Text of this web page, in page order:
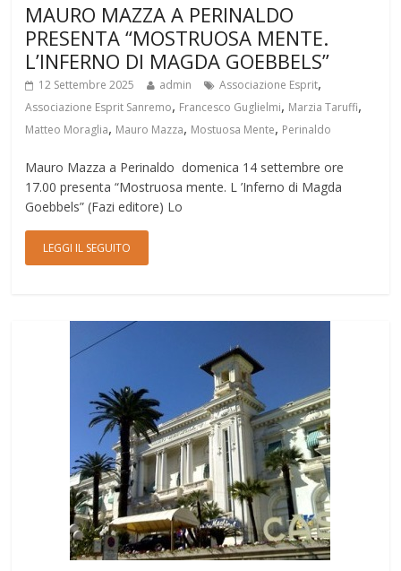
MAURO MAZZA A PERINALDO
PRESENTA “MOSTRUOSA MENTE.
L’INFERNO DI MAGDA GOEBBELS”
12 Settembre 2025 admin Associazione Esprit,
Associazione Esprit Sanremo, Francesco Guglielmi, Marzia Taruffi,
Matteo Moraglia, Mauro Mazza, Mostuosa Mente, Perinaldo
Mauro Mazza a Perinaldo domenica 14 settembre ore
17.00 presenta “Mostruosa mente. L ’Inferno di Magda
Goebbels” (Fazi editore) Lo
LEGGI IL SEGUITO